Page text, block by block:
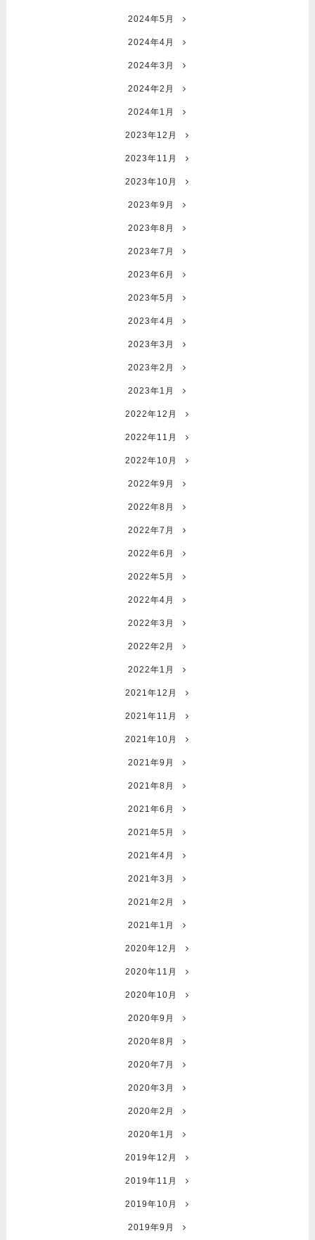
2024年5月
2024年4月
2024年3月
2024年2月
2024年1月
2023年12月
2023年11月
2023年10月
2023年9月
2023年8月
2023年7月
2023年6月
2023年5月
2023年4月
2023年3月
2023年2月
2023年1月
2022年12月
2022年11月
2022年10月
2022年9月
2022年8月
2022年7月
2022年6月
2022年5月
2022年4月
2022年3月
2022年2月
2022年1月
2021年12月
2021年11月
2021年10月
2021年9月
2021年8月
2021年6月
2021年5月
2021年4月
2021年3月
2021年2月
2021年1月
2020年12月
2020年11月
2020年10月
2020年9月
2020年8月
2020年7月
2020年3月
2020年2月
2020年1月
2019年12月
2019年11月
2019年10月
2019年9月